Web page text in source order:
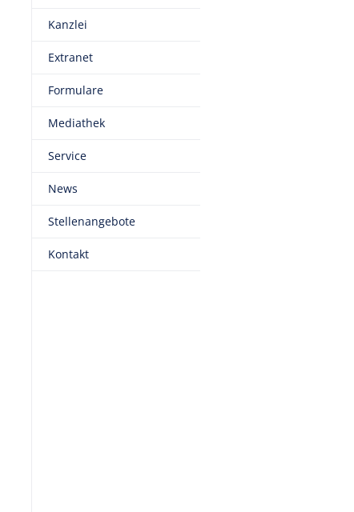
Kanzlei
Extranet
Formulare
Mediathek
Service
News
Stellenangebote
Kontakt